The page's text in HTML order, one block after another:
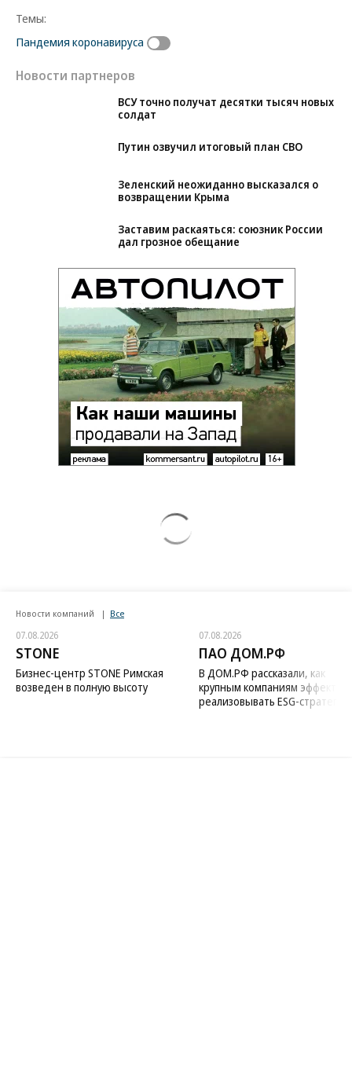
Темы:
Пандемия коронавируса
Новости партнеров
ВСУ точно получат десятки тысяч новых
солдат
Зеленский неожиданно высказался о
Заставим раскаяться: союзник России
дал грозное обещание
Новости компаний
07.08.2026
STONE
Бизнес-центр STONE Римская
07.08.2026
ПАО ДОМ.РФ
В ДОМ.РФ рассказали, как
крупным компаниям